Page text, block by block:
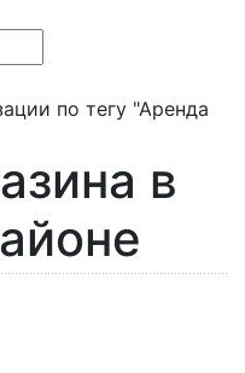
по тегу "Аренда
в